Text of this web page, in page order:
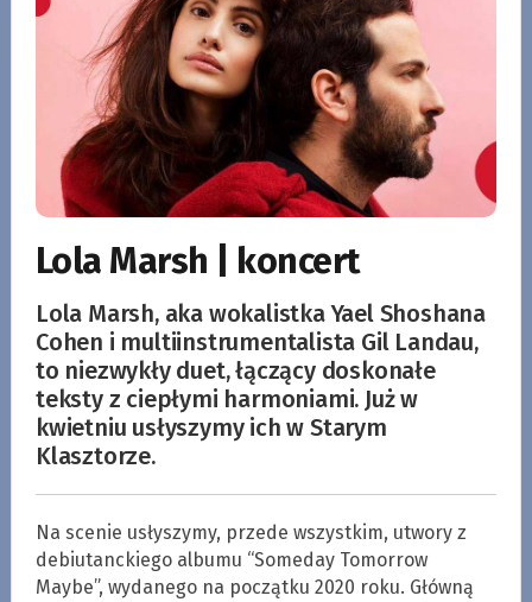
Lola Marsh | koncert
Lola Marsh, aka wokalistka Yael Shoshana
Cohen i multiinstrumentalista Gil Landau,
to niezwykły duet, łączący doskonałe
teksty z ciepłymi harmoniami. Już w
kwietniu usłyszymy ich w Starym
Klasztorze.
Na scenie usłyszymy, przede wszystkim, utwory z
debiutanckiego albumu “Someday Tomorrow
Maybe”, wydanego na początku 2020 roku. Główną